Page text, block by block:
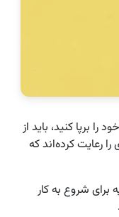
برپا کنید، باید از
رعایت کرده‌اند که
صدق نکند، اما 10 قدم مهم و اولیه برای شروع به کار